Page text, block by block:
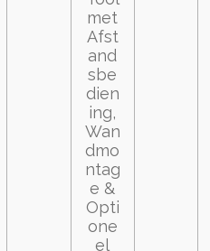
met
Afst
and
sbe
dien
ing,
Wan
dmo
ntag
e &
Opti
one
el